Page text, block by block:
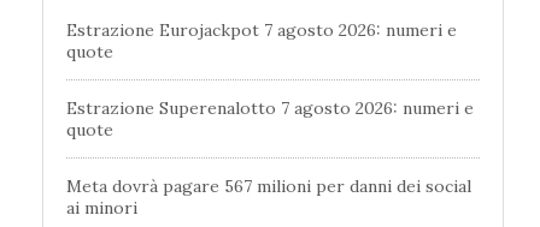
Estrazione Eurojackpot 7 agosto 2026: numeri e
quote
Estrazione Superenalotto 7 agosto 2026: numeri e
quote
Meta dovrà pagare 567 milioni per danni dei social
ai minori